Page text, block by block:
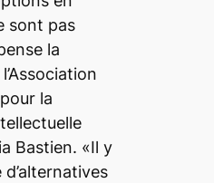
sont pas
la
la
Bastien. «Il y